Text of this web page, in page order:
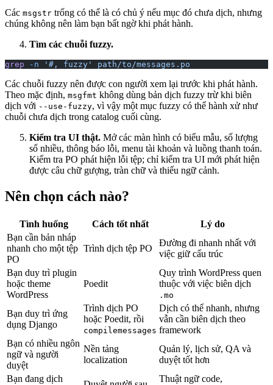
Các msgstr trống có thể là có chủ ý nếu mục đó chưa dịch, nhưng
chúng không nên làm bạn bất ngờ khi phát hành.
Tìm các chuỗi fuzzy.
grep -n '#, fuzzy' path/to/messages.po
Các chuỗi fuzzy nên được con người xem lại trước khi phát hành.
Theo mặc định, msgfmt không dùng bản dịch fuzzy trừ khi biên
dịch với --use-fuzzy, vì vậy một mục fuzzy có thể hành xử như
chuỗi chưa dịch trong catalog cuối cùng.
Kiểm tra UI thật. Mở các màn hình có biểu mẫu, số lượng
số nhiều, thông báo lỗi, menu tài khoản và luồng thanh toán.
Kiểm tra PO phát hiện lỗi tệp; chỉ kiểm tra UI mới phát hiện
được câu chữ gượng, tràn chữ và thiếu ngữ cảnh.
Nên chọn cách nào?
Tình huống Cách tốt nhất
Lý do
Bạn cần bản nháp
nhanh cho một tệp
PO
Trình dịch tệp PO
Đường đi nhanh nhất với
việc giữ cấu trúc
Bạn duy trì plugin
hoặc theme
WordPress
Poedit
Quy trình WordPress quen
thuộc với việc biên dịch
.mo
Bạn duy trì ứng
dụng Django
Trình dịch PO
hoặc Poedit, rồi
compilemessages
Dịch có thể nhanh, nhưng
vẫn cần biên dịch theo
framework
Bạn có nhiều ngôn
ngữ và người
duyệt
Nền tảng
localization
Quản lý, lịch sử, QA và
duyệt tốt hơn
Bạn đang dịch
Thuật ngữ code,